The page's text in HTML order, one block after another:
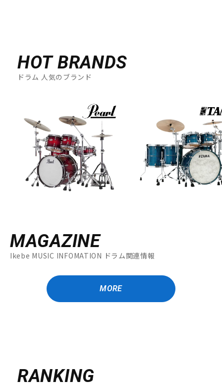
HOT BRANDS
ドラム 人気のブランド
MAGAZINE
Ikebe MUSIC INFOMATION ドラム関連情報
MORE
RANKING